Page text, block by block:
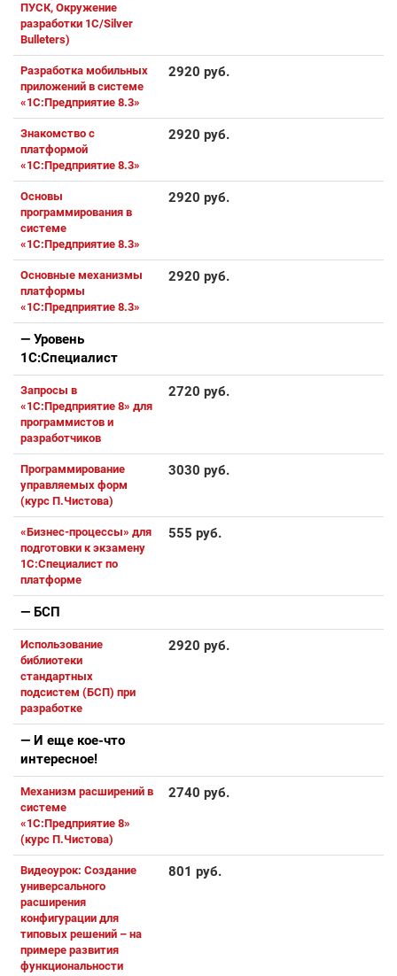
ПУСК, Окружение
разработки 1С/Silver
Bulleters)
Разработка мобильных
приложений в системе
«1С:Предприятие 8.3»
2920 руб.
Знакомство с
платформой
«1C:Предприятие 8.3»
2920 руб.
Основы
программирования в
системе
«1C:Предприятие 8.3»
2920 руб.
Основные механизмы
платформы
«1С:Предприятие 8.3»
2920 руб.
— Уровень
1С:Специалист
Запросы в
«1С:Предприятие 8» для
программистов и
разработчиков
2720 руб.
Программирование
управляемых форм
(курс П.Чистова)
3030 руб.
«Бизнес-процессы» для
подготовки к экзамену
1С:Специалист по
платформе
555 руб.
— БСП
Использование
библиотеки
стандартных
подсистем (БСП) при
разработке
2920 руб.
— И еще кое-что
интересное!
Механизм расширений в
системе
«1С:Предприятие 8»
(курс П.Чистова)
2740 руб.
Видеоурок: Создание
универсального
расширения
конфигурации для
типовых решений – на
примере развития
функциональности
801 руб.